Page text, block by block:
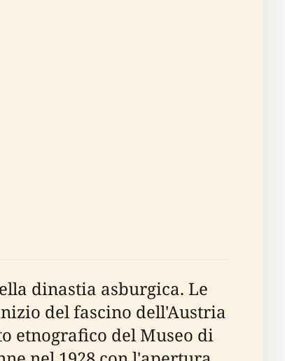
dinastia asburgica. Le
del fascino dell'Austria
etnografico del Museo di